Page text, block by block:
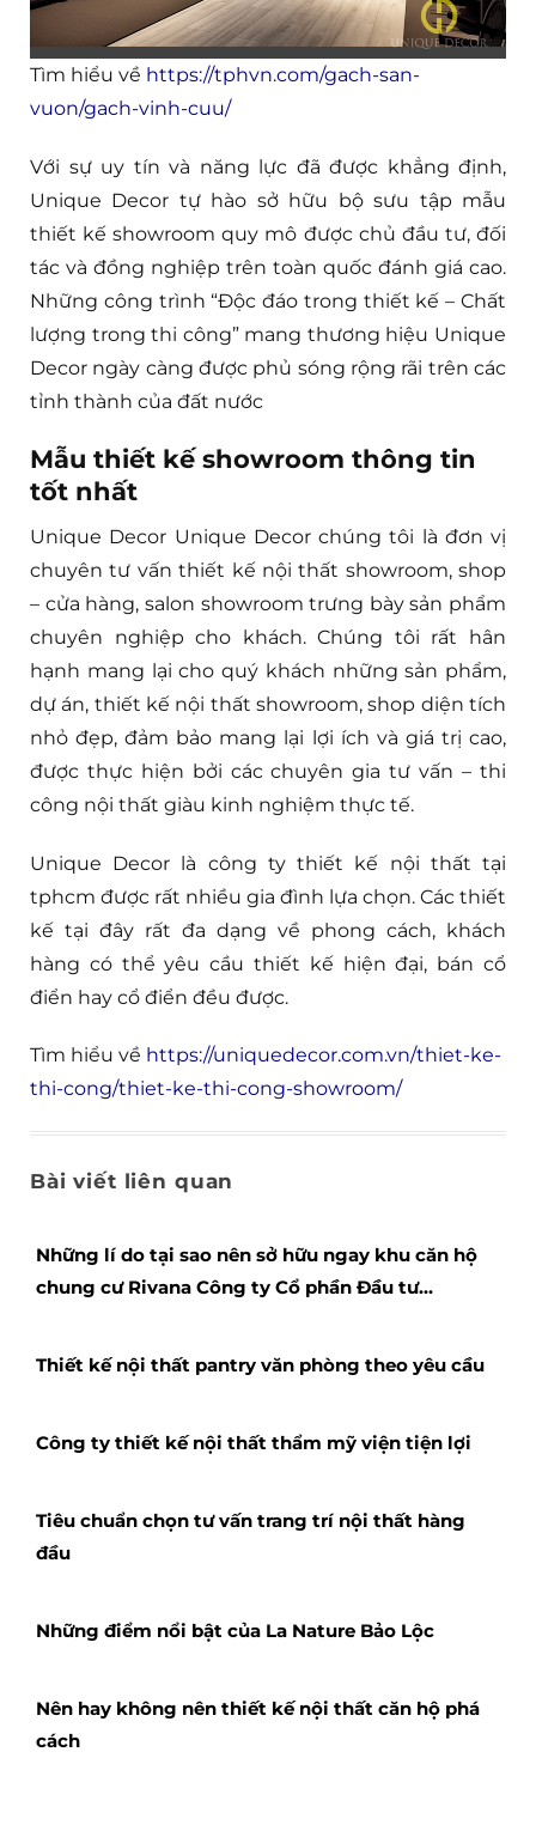
Tìm hiểu về https://tphvn.com/gach-san-
vuon/gach-vinh-cuu/
Với sự uy tín và năng lực đã được khẳng định,
Unique Decor tự hào sở hữu bộ sưu tập mẫu
thiết kế showroom quy mô được chủ đầu tư, đối
tác và đồng nghiệp trên toàn quốc đánh giá cao.
Những công trình “Độc đáo trong thiết kế – Chất
lượng trong thi công” mang thương hiệu Unique
Decor ngày càng được phủ sóng rộng rãi trên các
tỉnh thành của đất nước
Mẫu thiết kế showroom thông tin
tốt nhất
Unique Decor Unique Decor chúng tôi là đơn vị
chuyên tư vấn thiết kế nội thất showroom, shop
– cửa hàng, salon showroom trưng bày sản phẩm
chuyên nghiệp cho khách. Chúng tôi rất hân
hạnh mang lại cho quý khách những sản phẩm,
dự án, thiết kế nội thất showroom, shop diện tích
nhỏ đẹp, đảm bảo mang lại lợi ích và giá trị cao,
được thực hiện bởi các chuyên gia tư vấn – thi
công nội thất giàu kinh nghiệm thực tế.
Unique Decor là công ty thiết kế nội thất tại
tphcm được rất nhiều gia đình lựa chọn. Các thiết
kế tại đây rất đa dạng về phong cách, khách
hàng có thể yêu cầu thiết kế hiện đại, bán cổ
điển hay cổ điển đều được.
Tìm hiểu về https://uniquedecor.com.vn/thiet-ke-
thi-cong/thiet-ke-thi-cong-showroom/
Bài viết liên quan
Những lí do tại sao nên sở hữu ngay khu căn hộ
chung cư Rivana Công ty Cổ phần Đầu tư
Thiết kế nội thất pantry văn phòng theo yêu cầu
Công ty thiết kế nội thất thẩm mỹ viện tiện lợi
Tiêu chuẩn chọn tư vấn trang trí nội thất hàng
đầu
Những điểm nổi bật của La Nature Bảo Lộc
Nên hay không nên thiết kế nội thất căn hộ phá
cách